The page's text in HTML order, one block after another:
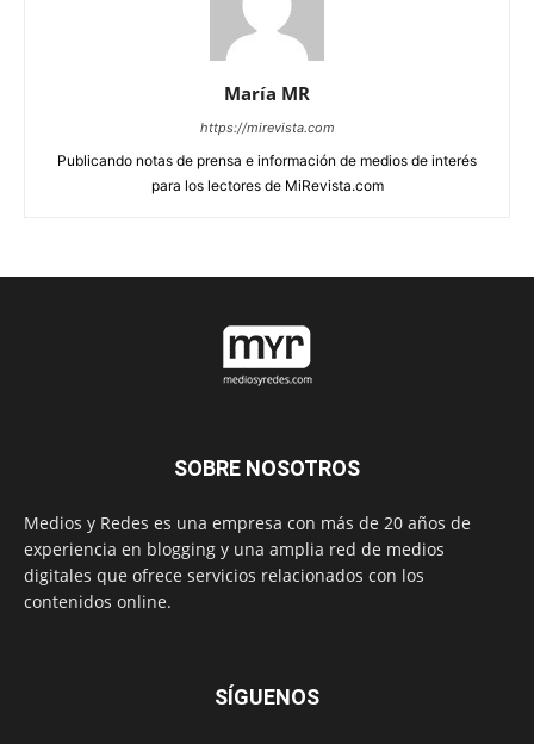
María MR
https://mirevista.com
Publicando notas de prensa e información de medios de interés
para los lectores de MiRevista.com
SOBRE NOSOTROS
Medios y Redes es una empresa con más de 20 años de
experiencia en blogging y una amplia red de medios
digitales que ofrece servicios relacionados con los
contenidos online.
SÍGUENOS